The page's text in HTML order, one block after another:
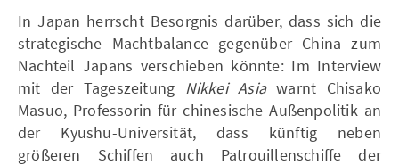
In Japan herrscht Besorgnis darüber, dass sich die
strategische Machtbalance gegenüber China zum
Nachteil Japans verschieben könnte: Im Interview
mit der Tageszeitung Nikkei Asiawarnt Chisako
Masuo, Professorin für chinesische Außenpolitik an
der Kyushu-Universität, dass künftig neben
größeren Schiffen auch Patrouillenschiffe der